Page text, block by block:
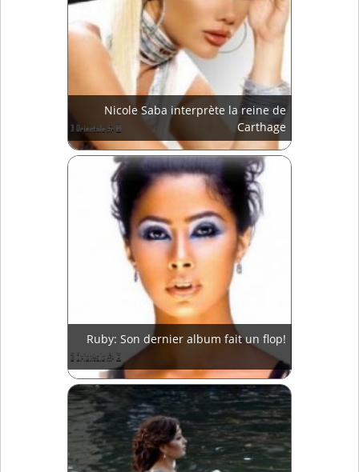
Nicole Saba interprète la reine de
Carthage
Ruby: Son dernier album fait un flop!